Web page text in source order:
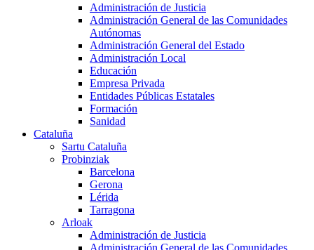
Administración de Justicia
Administración General de las Comunidades
Autónomas
Administración General del Estado
Administración Local
Educación
Empresa Privada
Entidades Públicas Estatales
Formación
Sanidad
Cataluña
Sartu Cataluña
Probinziak
Barcelona
Gerona
Lérida
Tarragona
Arloak
Administración de Justicia